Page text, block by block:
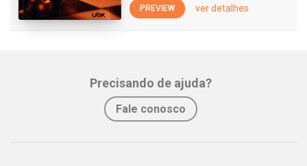
PREVIEW ver detalhes
Precisando de ajuda?
Fale conosco